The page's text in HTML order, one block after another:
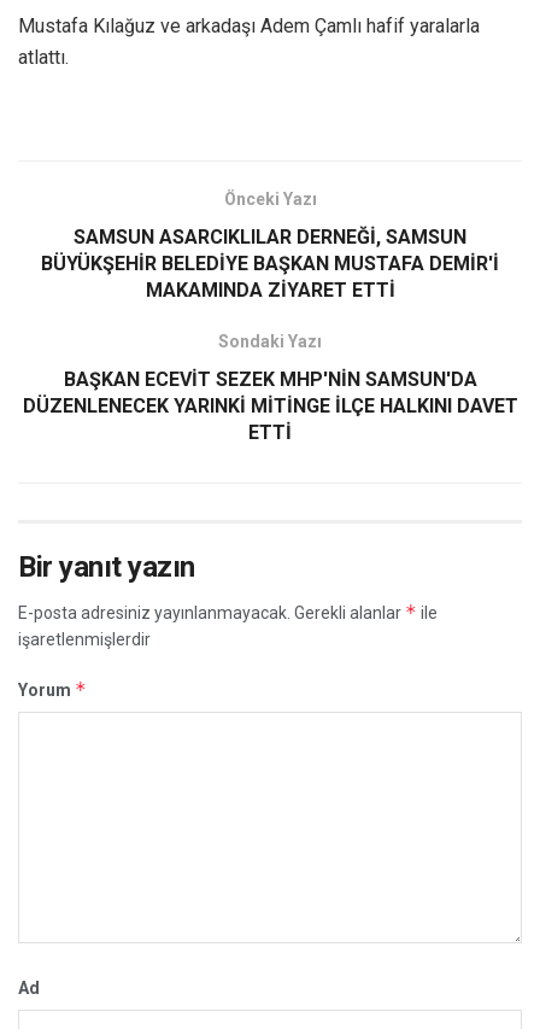
Mustafa Kılağuz ve arkadaşı Adem Çamlı hafif yaralarla
atlattı.
Önceki Yazı
SAMSUN ASARCIKLILAR DERNEĞİ, SAMSUN
BÜYÜKŞEHİR BELEDİYE BAŞKAN MUSTAFA DEMİR'İ
MAKAMINDA ZİYARET ETTİ
Sondaki Yazı
BAŞKAN ECEVİT SEZEK MHP'NİN SAMSUN'DA
DÜZENLENECEK YARINKİ MİTİNGE İLÇE HALKINI DAVET
ETTİ
Bir yanıt yazın
E-posta adresiniz yayınlanmayacak. Gerekli alanlar * ile
işaretlenmişlerdir
Yorum *
Ad